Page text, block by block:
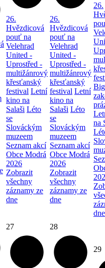
26.
Hvězdicová
pouť na
Velehrad
United -
Uprostřed -
multižánrový
křesťanský
festival Letní
kino na
Salaši Léto
se
Slováckým
muzeem
Seznam akcí
Obce Modrá
2026
Zobrazit
všechny
záznamy ze
dne
26.
Hvězdicová
pouť na
Velehrad
United -
Uprostřed -
multižánrový
křesťanský
festival Letní
kino na
Salaši Léto
se
Slováckým
muzeem
Seznam akcí
Obce Modrá
2026
Zobrazit
všechny
záznamy ze
dne
26.
na
dne
27 28
29